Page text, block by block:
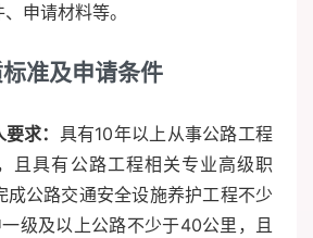
申请材料等。
准及申请条件
求： 具有10年以上从事公路工程
且具有公路工程相关专业高级职
成公路交通安全设施养护工程不少
级及以上公路不少于40公里，且